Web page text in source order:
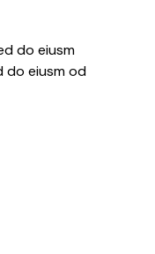
do eiusm
do eiusm od